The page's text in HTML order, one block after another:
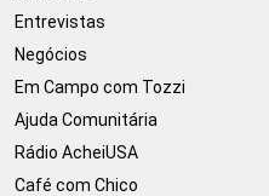
Entrevistas
Negócios
Em Campo com Tozzi
Ajuda Comunitária
Rádio AcheiUSA
Café com Chico